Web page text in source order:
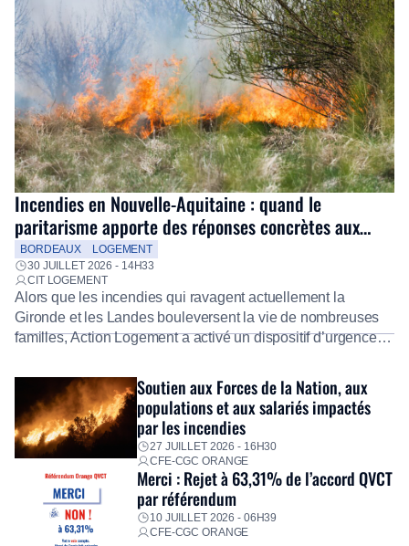
Incendies en Nouvelle-Aquitaine : quand le
paritarisme apporte des réponses concrètes aux
salariés
BORDEAUX
LOGEMENT
30 JUILLET 2026 - 14H33
CIT LOGEMENT
Alors que les incendies qui ravagent actuellement la
Gironde et les Landes bouleversent la vie de nombreuses
familles, Action Logement a activé un dispositif d’urgence
Fidèle à sa mission d’utilité sociale, le Groupe mobilise
immédiatement ses équipes afin de proposer un diagnostic
personnalisé, des aides financières pour faire face aux
premières dépenses, […]
Soutien aux Forces de la Nation, aux
populations et aux salariés impactés
par les incendies
27 JUILLET 2026 - 16H30
CFE-CGC ORANGE
Merci : Rejet à 63,31% de l’accord QVCT
par référendum
10 JUILLET 2026 - 06H39
CFE-CGC ORANGE